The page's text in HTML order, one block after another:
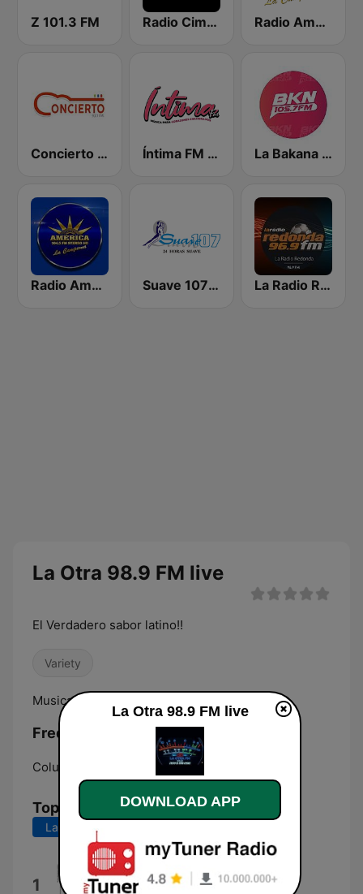
Z 101.3 FM Radio Cima 100.5 FM Radio América - Guayaquil
Concierto 93.1 FM Íntima FM Santiago La Bakana FM
Radio América Estereo Suave 107 FM La Radio Redonda 96.9 FM
La Otra 98.9 FM live
El Verdadero sabor latino!!
Variety
Musica Tropical a tu gusto!
Frequencies La Otra 98.9 FM:
Columbus:
Top Songs
Last 7 days
1
Gira (acústico en vivo FM 98.9
2004)
La Otra 98.9 FM live
DOWNLOAD APP